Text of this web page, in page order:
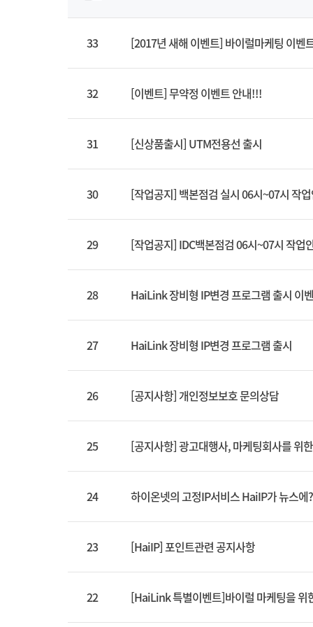
33 [2017년 새해 이벤트] 바이럴마케팅 이벤
32 [이벤트] 무약정 이벤트 안내!!!
31 [신상품출시] UTM전용선 출시
30 [작업공지] 백본점검 실시 06시~07시 작
29 [작업공지] IDC백본점검 06시~07시 작업
28 HaiLink 장비형 IP변경 프로그램 출시 이
27 HaiLink 장비형 IP변경 프로그램 출시
26 [공지사항] 개인정보보호 문의상담
25 [공지사항] 광고대행사, 마케팅회사를 위
24 하이온넷의 고정IP서비스 HaiIP가 뉴스에
23 [HaiIP] 포인트관련 공지사항
22 [HaiLink 특별이벤트]바이럴 마케팅을 위